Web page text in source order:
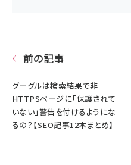
前の記事
グーグルは検索結果で非
HTTPSページに「保護されて
いない」警告を付けるようにな
るの？【SEO記事12本まとめ】